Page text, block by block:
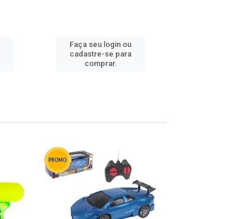
Faça seu login ou
cadastre-se para
comprar.